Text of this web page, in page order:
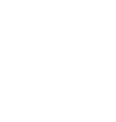
Botões